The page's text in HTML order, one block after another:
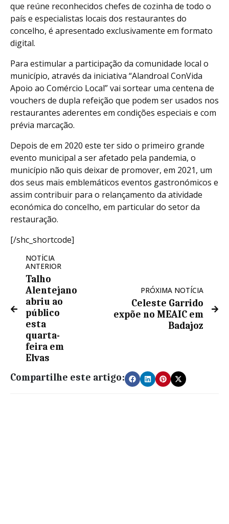
que reúne reconhecidos chefes de cozinha de todo o
país e especialistas locais dos restaurantes do
concelho, é apresentado exclusivamente em formato
digital.
Para estimular a participação da comunidade local o
município, através da iniciativa “Alandroal ConVida
Apoio ao Comércio Local” vai sortear uma centena de
vouchers de dupla refeição que podem ser usados nos
restaurantes aderentes em condições especiais e com
prévia marcação.
Depois de em 2020 este ter sido o primeiro grande
evento municipal a ser afetado pela pandemia, o
município não quis deixar de promover, em 2021, um
dos seus mais emblemáticos eventos gastronómicos e
assim contribuir para o relançamento da atividade
económica do concelho, em particular do setor da
restauração.
[/shc_shortcode]
NOTÍCIA
ANTERIOR
Talho
Alentejano
abriu ao
público
esta
quarta-
feira em
Elvas
PRÓXIMA NOTÍCIA
Celeste Garrido
expõe no MEAIC em
Badajoz
Compartilhe este artigo: